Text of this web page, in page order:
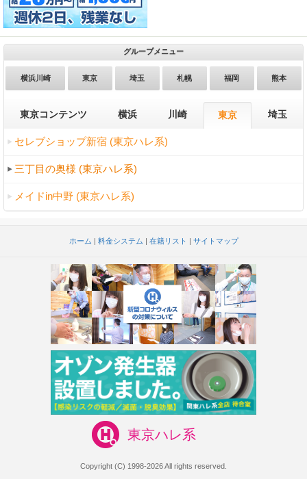
グループメニュー
横浜川崎 東京 埼玉 札幌 福岡 熊本
東京コンテンツ 横浜 川崎 東京 埼玉
セレブショップ新宿 (東京ハレ系)
三丁目の奥様 (東京ハレ系)
メイドin中野 (東京ハレ系)
ホーム 料金システム 在籍リスト サイトマップ
東京ハレ系
Copyright (C) 1998-2026 All rights reserved.